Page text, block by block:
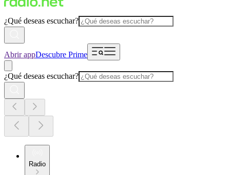
¿Qué deseas escuchar?
Abrir appDescubre Prime
¿Qué deseas escuchar?
Radio